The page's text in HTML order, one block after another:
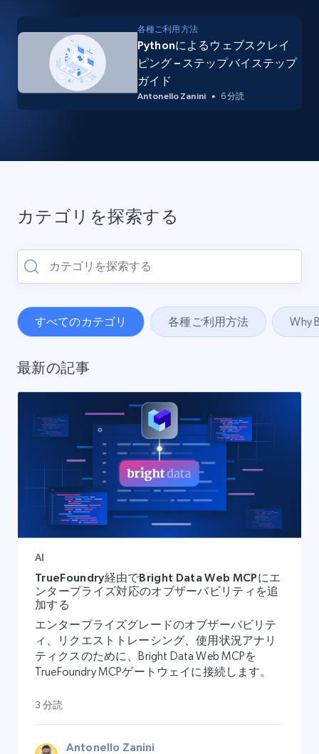
各種ご利用方法
Pythonによるウェブスクレイ
ピング – ステップバイステップ
ガイド
Antonello Zanini 6 分読
カテゴリを探索する
すべてのカテゴリ 各種ご利用方法 Why
最新の記事
AI
TrueFoundry経由でBright Data Web MCPにエ
ンタープライズ対応のオブザーバビリティを追
加する
エンタープライズグレードのオブザーバビリテ
ィ、リクエストトレーシング、使用状況アナリ
ティクスのために、Bright Data Web MCPを
TrueFoundry MCPゲートウェイに接続します。
3 分読
Antonello Zanini